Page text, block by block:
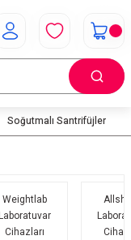
Soğutmalı Santrifüjler
Weightlab
Cihazları